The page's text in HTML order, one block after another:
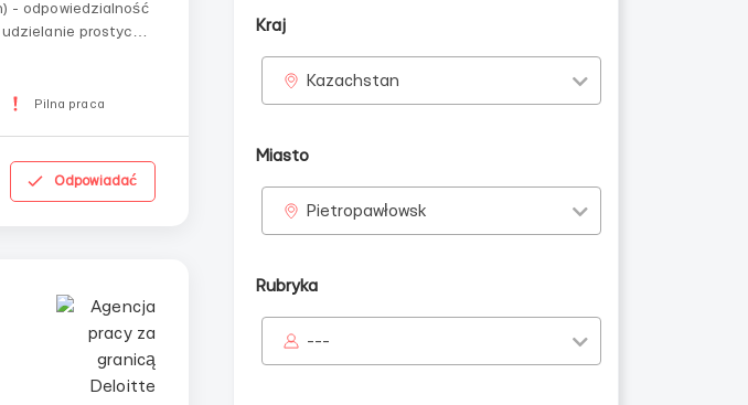
- odpowiedzialność
prostych
Pilna praca
Odpowiadać
Kraj
Kazachstan
Miasto
Pietropawłowsk
Rubryka
---